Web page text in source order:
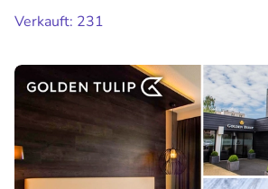
Verkauft: 231